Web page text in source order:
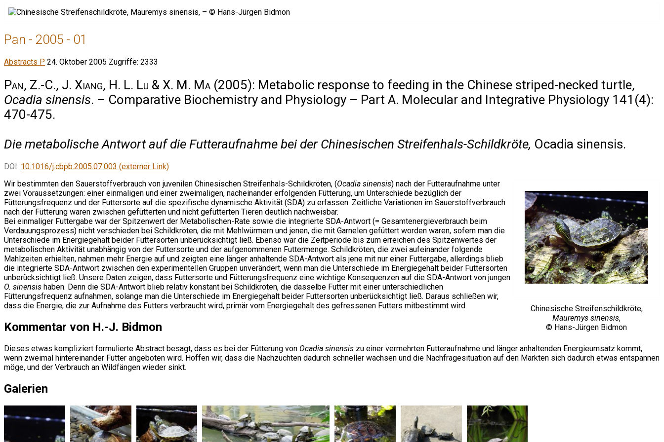
Pan - 2005 - 01
Abstracts P 24. Oktober 2005 Zugriffe: 2333
Pan, Z.-C., J. Xiang, H. L. Lu & X. M. Ma (2005): Metabolic response to feeding in the Chinese striped-necked turtle,
Ocadia sinensis. – Comparative Biochemistry and Physiology – Part A. Molecular and Integrative Physiology 141(4):
470-475.
Die metabolische Antwort auf die Futteraufnahme bei der Chinesischen Streifenhals-Schildkröte, Ocadia sinensis.
DOI: 10.1016/j.cbpb.2005.07.003 (externer Link)
Chinesische Streifenschildkröte,
Mauremys sinensis,
© Hans-Jürgen Bidmon
Wir bestimmten den Sauerstoffverbrauch von juvenilen Chinesischen Streifenhals-Schildkröten, (Ocadia sinensis) nach der Futteraufnahme unter
zwei Voraussetzungen: einer einmaligen und einer zweimaligen, nacheinander erfolgenden Fütterung, um Unterschiede bezüglich der
Fütterungsfrequenz und der Futtersorte auf die spezifische dynamische Aktivität (SDA) zu erfassen. Zeitliche Variationen im Sauerstoffverbrauch
nach der Fütterung waren zwischen gefütterten und nicht gefütterten Tieren deutlich nachweisbar.
Bei einmaliger Futtergabe war der Spitzenwert der Metabolischen-Rate sowie die integrierte SDA-Antwort (= Gesamtenergieverbrauch beim
Verdauungsprozess) nicht verschieden bei Schildkröten, die mit Mehlwürmern und jenen, die mit Garnelen gefüttert worden waren, sofern man die
Unterschiede im Energiegehalt beider Futtersorten unberücksichtigt ließ. Ebenso war die Zeitperiode bis zum erreichen des Spitzenwertes der
metabolischen Aktivität unabhängig von der Futtersorte und der aufgenommenen Futtermenge. Schildkröten, die zwei aufeinander folgende
Mahlzeiten erhielten, nahmen mehr Energie auf und zeigten eine länger anhaltende SDA-Antwort als jene mit nur einer Futtergabe, allerdings blieb
die integrierte SDA-Antwort zwischen den experimentellen Gruppen unverändert, wenn man die Unterschiede im Energiegehalt beider Futtersorten
unberücksichtigt ließ. Unsere Daten zeigen, dass Futtersorte und Fütterungsfrequenz eine wichtige Konsequenzen auf die SDA-Antwort von jungen
O. sinensis haben. Denn die SDA-Antwort blieb relativ konstant bei Schildkröten, die dasselbe Futter mit einer unterschiedlichen
Fütterungsfrequenz aufnahmen, solange man die Unterschiede im Energiegehalt beider Futtersorten unberücksichtigt ließ. Daraus schließen wir,
dass die Energie, die zur Aufnahme des Futters verbraucht wird, primär vom Energiegehalt des gefressenen Futters mitbestimmt wird.
Kommentar von H.-J. Bidmon
Dieses etwas kompliziert formulierte Abstract besagt, dass es bei der Fütterung von Ocadia sinensis zu einer vermehrten Futteraufnahme und länger anhaltenden Energieumsatz kommt,
wenn zweimal hintereinander Futter angeboten wird. Hoffen wir, dass die Nachzuchten dadurch schneller wachsen und die Nachfragesituation auf den Märkten sich dadurch etwas entspannen
möge, und der Verbrauch an Wildfängen wieder sinkt.
Galerien